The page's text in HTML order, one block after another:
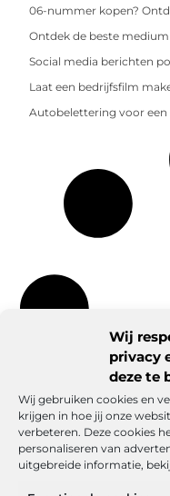
Wij
privacy
deze te
Wij gebruiken cookies en
krijgen in hoe jij onze
verbeteren. Deze cookies
personaliseren van
uitgebreide informatie,
06-nummer kopen?
Ontdek de beste
Social media berichten
Laat een bedrijfsfilm
Autobelettering voor een